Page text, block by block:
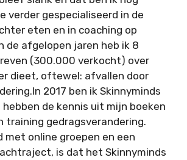
verder gespecialiseerd in de
eten en in coaching op
de afgelopen jaren heb ik 8
(300.000 verkocht) over
dieet, oftewel: afvallen door
2017 ben ik Skinnyminds
hebben de kennis uit mijn boeken
training gedragsverandering.
met online groepen en een
is dat het Skinnyminds